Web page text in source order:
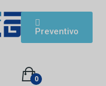
Preventivo
0